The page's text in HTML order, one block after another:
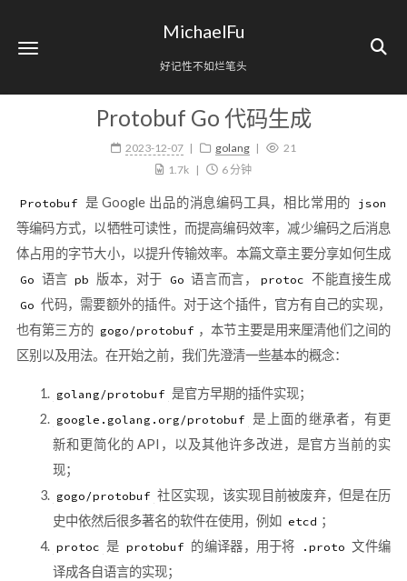
MichaelFu
好记性不如烂笔头
Protobuf Go 代码生成
2023-12-07 golang
21
1.7k
6 分钟
Protobuf 是 Google 出品的消息编码工具，相比常用的 json
等编码方式，以牺牲可读性，而提高编码效率，减少编码之后消息
体占用的字节大小，以提升传输效率。本篇文章主要分享如何生成
Go 语言 pb 版本，对于 Go 语言而言， protoc 不能直接生成
Go 代码，需要额外的插件。对于这个插件，官方有自己的实现，
也有第三方的 gogo/protobuf ，本节主要是用来厘清他们之间的
区别以及用法。在开始之前，我们先澄清一些基本的概念：
golang/protobuf 是官方早期的插件实现；
google.golang.org/protobuf 是上面的继承者，有更
新和更简化的 API，以及其他许多改进，是官方当前的实
现；
gogo/protobuf 社区实现，该实现目前被废弃，但是在历
史中依然后很多著名的软件在使用，例如 etcd ；
protoc 是 protobuf 的编译器，用于将 .proto 文件编
译成各自语言的实现；